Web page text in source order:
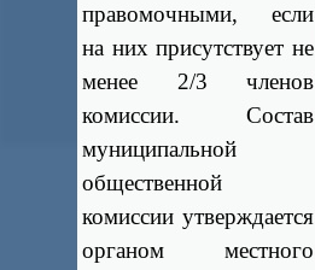
правомочными, если
на них присутствует не
менее 2/3 членов
комиссии. Состав
муниципальной
общественной
комиссии утверждается
органом местного